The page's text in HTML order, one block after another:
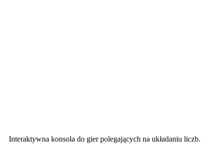
Interaktywna konsola do gier polegających na układaniu liczb.